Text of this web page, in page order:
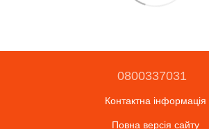
0800337031
Контактна інформація
Повна версія сайту